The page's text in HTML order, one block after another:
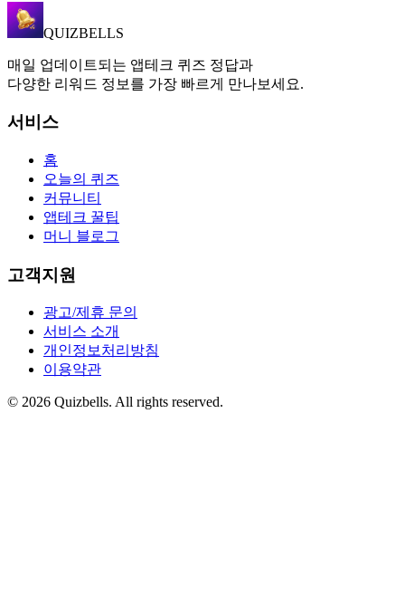
QUIZBELLS
매일 업데이트되는 앱테크 퀴즈 정답과
다양한 리워드 정보를 가장 빠르게 만나보세요.
서비스
홈
오늘의 퀴즈
커뮤니티
앱테크 꿀팁
머니 블로그
고객지원
광고/제휴 문의
서비스 소개
개인정보처리방침
이용약관
© 2026 Quizbells. All rights reserved.